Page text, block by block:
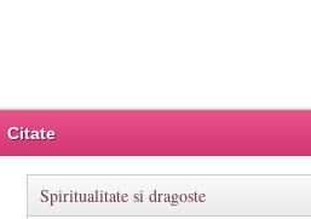
Citate
Spiritualitate si dragoste